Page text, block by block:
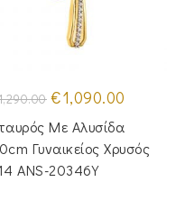
Original
price
was:
€1,290.00.
€1,090.00
είναι:
€1,090.00.
Mε Aλυσίδα
Γυναικείος Χρυσός
ANS-20346Y